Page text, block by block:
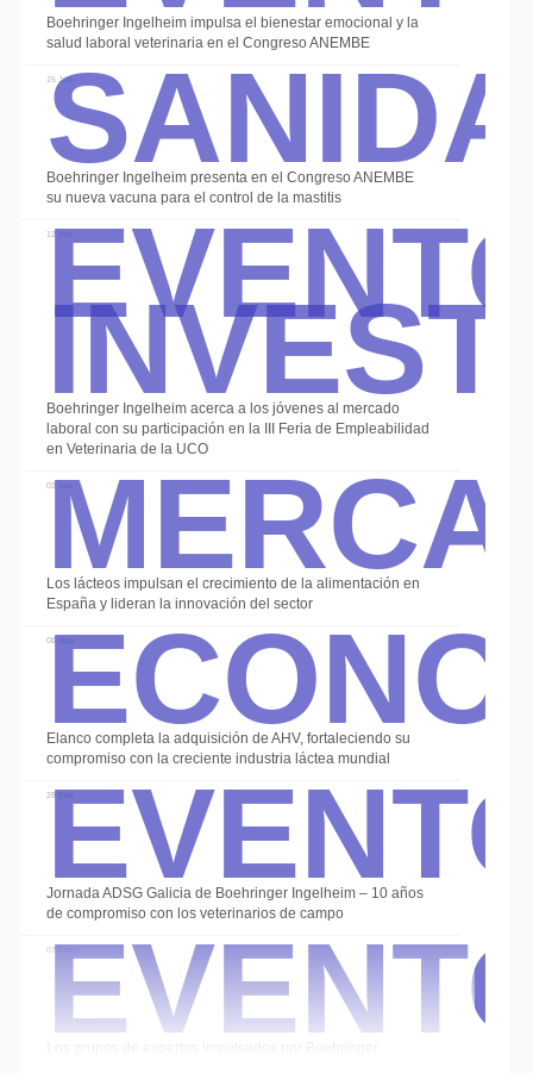
Boehringer Ingelheim impulsa el bienestar emocional y la
salud laboral veterinaria en el Congreso ANEMBE
15 Jun
Boehringer Ingelheim presenta en el Congreso ANEMBE
su nueva vacuna para el control de la mastitis
12 Jun
Boehringer Ingelheim acerca a los jóvenes al mercado
laboral con su participación en la III Feria de Empleabilidad
en Veterinaria de la UCO
03 Jun
Los lácteos impulsan el crecimiento de la alimentación en
España y lideran la innovación del sector
08 May
Elanco completa la adquisición de AHV, fortaleciendo su
compromiso con la creciente industria láctea mundial
28 Ene
Jornada ADSG Galicia de Boehringer Ingelheim – 10 años
de compromiso con los veterinarios de campo
07 Ene